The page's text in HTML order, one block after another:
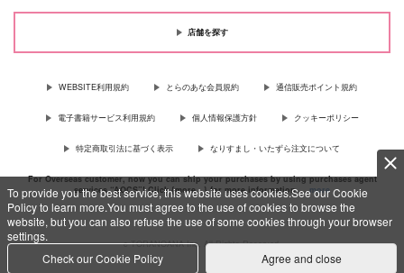
To provide you the best service, this website uses cookies.See our Cookie
Policy to learn more.You must agree to the use of cookies to browse the
website, but you can also refuse the use of some cookies through your browser
settings.
Check our Cookie Policy
Agree and close
店舗を探す
WEBSITE利用規約 とらのあな会員規約 通信販売ポイント規約
電子書籍サービス利用規約 個人情報保護方針 クッキーポリシー
特定商取引法に基づく表示 なりすまし・いたずら注文について
For Overseas customer, now you can ship your purchases by using purchases agent
services “AOCS”! Click {more…} for more information …more
c TORANOANA Inc, All Rights Reserved.